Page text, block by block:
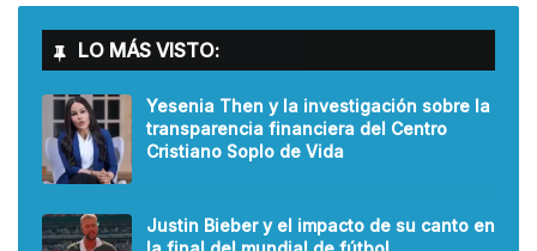
LO MÁS VISTO:
Yesenia Then y la investigación sobre la
transparencia financiera del Centro
Cristiano Soplo de Vida
Justin Bieber y el impacto de su canto en